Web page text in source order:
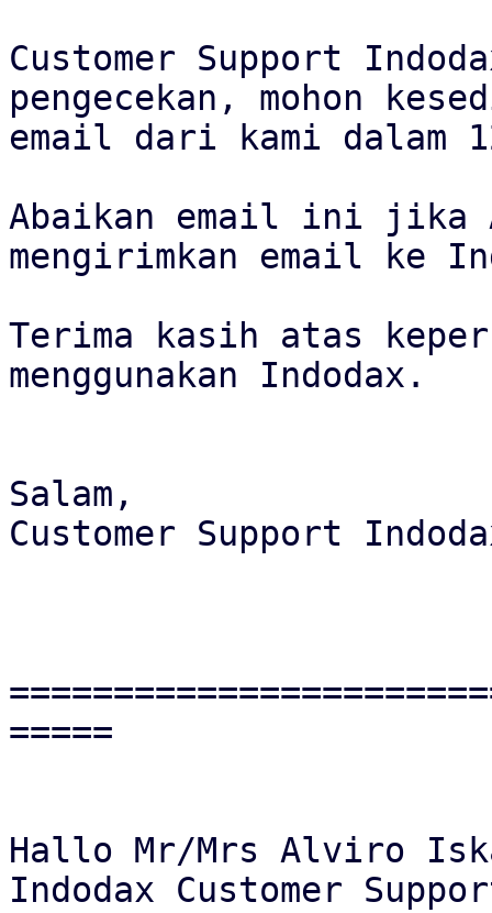
Customer Support
pengecekan, mohon
email dari kami dalam
Abaikan email ini jika
mengirimkan email ke
Terima kasih atas
menggunakan Indodax.
Salam,
Customer Support
=====
Hallo Mr/Mrs Alviro
Indodax Customer